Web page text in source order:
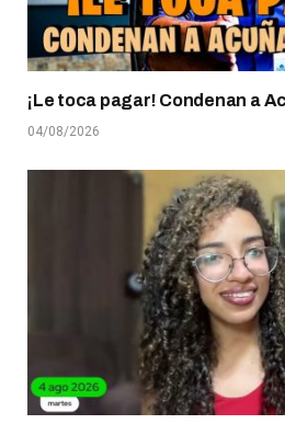
¡Le toca pagar! Condenan a
04/08/2026